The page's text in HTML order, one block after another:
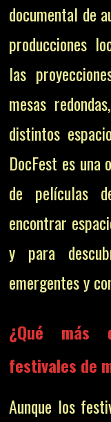
documental de
producciones
las
mesas
distintos
DocFest es
de películas
encontrar
y para
emergentes y
¿Qué más
festivales de
Aunque los